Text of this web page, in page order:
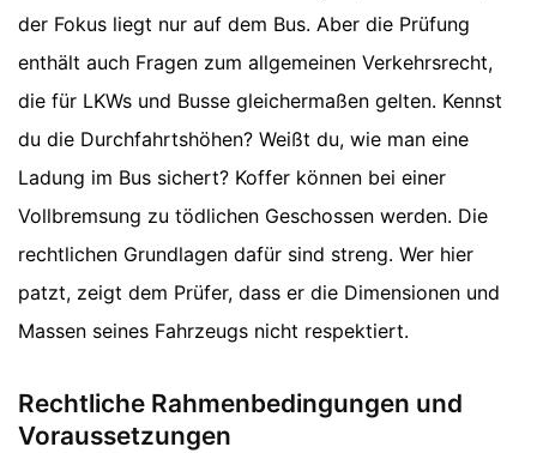
der Fokus liegt nur auf dem Bus. Aber die Prüfung
enthält auch Fragen zum allgemeinen Verkehrsrecht,
die für LKWs und Busse gleichermaßen gelten. Kennst
du die Durchfahrtshöhen? Weißt du, wie man eine
Ladung im Bus sichert? Koffer können bei einer
Vollbremsung zu tödlichen Geschossen werden. Die
rechtlichen Grundlagen dafür sind streng. Wer hier
patzt, zeigt dem Prüfer, dass er die Dimensionen und
Massen seines Fahrzeugs nicht respektiert.
Rechtliche Rahmenbedingungen und
Voraussetzungen